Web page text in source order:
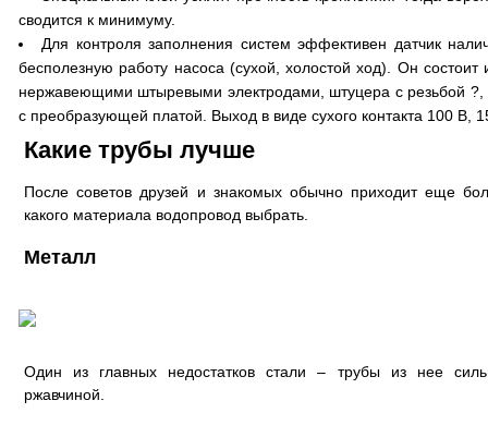
сводится к минимуму.
Для контроля заполнения систем эффективен датчик
бесполезную работу насоса (сухой, холостой ход). Он состоит
нержавеющими штыревыми электродами, штуцера с резьбой
с преобразующей платой. Выход в виде сухого контакта 100 В,
Какие трубы лучше
После советов друзей и знакомых обычно приходит еще
какого материала водопровод выбрать.
Металл
Один из главных недостатков стали – трубы из нее
ржавчиной.